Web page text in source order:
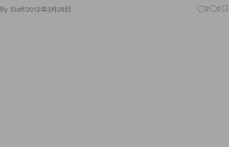
By Staff/2012年3月28日 2 0